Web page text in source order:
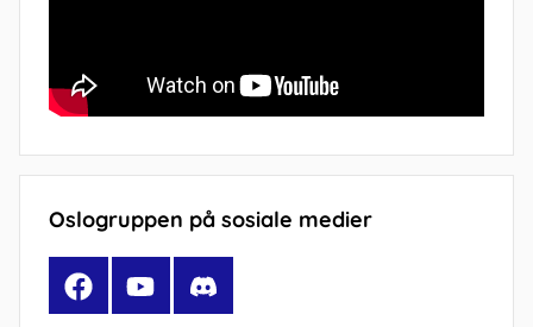
Oslogruppen på sosiale medier
FacebookYouTubeDiscord